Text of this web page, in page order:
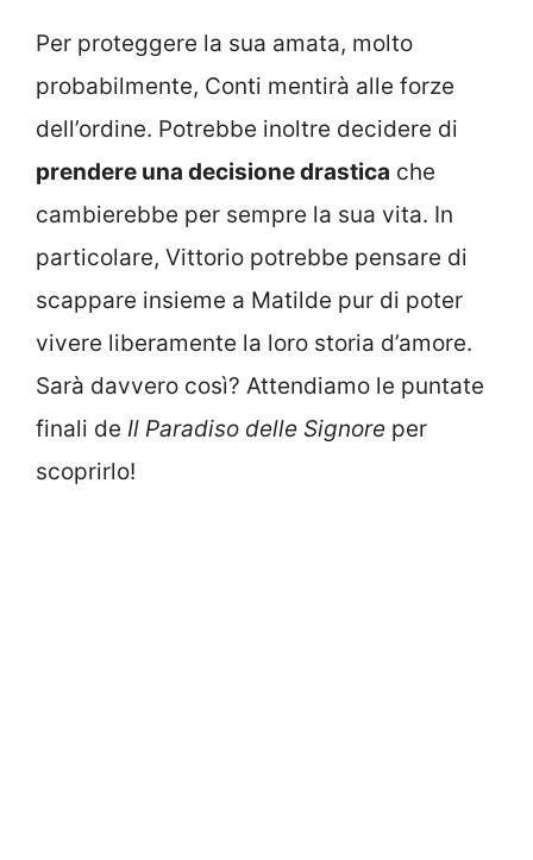
Per proteggere la sua amata, molto
probabilmente, Conti mentirà alle forze
dell’ordine. Potrebbe inoltre decidere di
prendere una decisione drastica che
cambierebbe per sempre la sua vita. In
particolare, Vittorio potrebbe pensare di
scappare insieme a Matilde pur di poter
vivere liberamente la loro storia d’amore.
Sarà davvero così? Attendiamo le puntate
finali de Il Paradiso delle Signore per
scoprirlo!